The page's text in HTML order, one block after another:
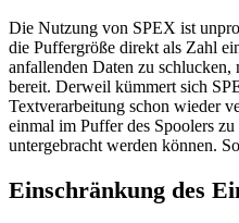
Die Nutzung von SPEX ist
die Puffergröße direkt als Zahl
anfallenden Daten zu
bereit. Derweil kümmert sich
Textverarbeitung schon wieder
einmal im Puffer des Spoolers
untergebracht werden können.
Einschränkung des